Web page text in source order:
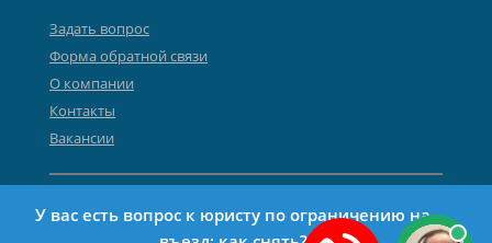
Задать вопрос
Форма обратной связи
О компании
Контакты
Вакансии
Политика персональных данных
У вас есть вопрос к юристу по ограничению на